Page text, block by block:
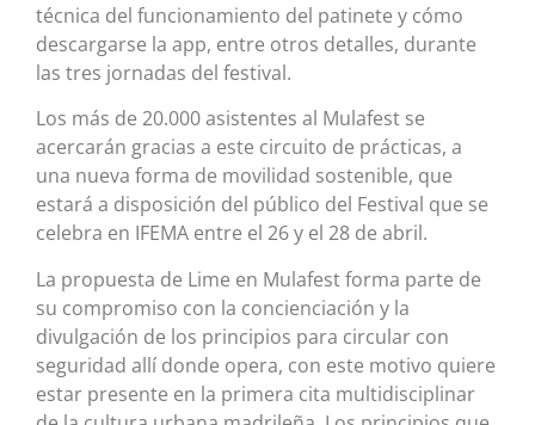
técnica del funcionamiento del patinete y cómo
descargarse la app, entre otros detalles, durante
las tres jornadas del festival.
Los más de 20.000 asistentes al Mulafest se
acercarán gracias a este circuito de prácticas, a
una nueva forma de movilidad sostenible, que
estará a disposición del público del Festival que se
celebra en IFEMA entre el 26 y el 28 de abril.
La propuesta de Lime en Mulafest forma parte de
su compromiso con la concienciación y la
divulgación de los principios para circular con
seguridad allí donde opera, con este motivo quiere
estar presente en la primera cita multidisciplinar